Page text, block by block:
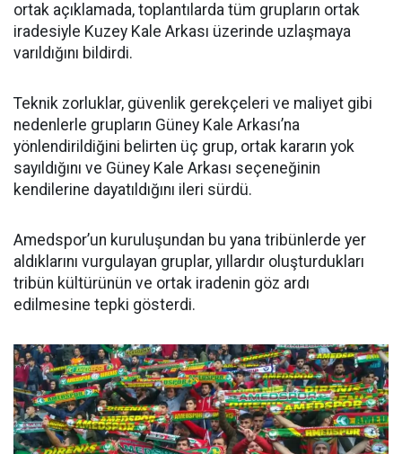
ortak açıklamada, toplantılarda tüm grupların ortak
iradesiyle Kuzey Kale Arkası üzerinde uzlaşmaya
varıldığını bildirdi.
Teknik zorluklar, güvenlik gerekçeleri ve maliyet gibi
nedenlerle grupların Güney Kale Arkası’na
yönlendirildiğini belirten üç grup, ortak kararın yok
sayıldığını ve Güney Kale Arkası seçeneğinin
kendilerine dayatıldığını ileri sürdü.
Amedspor’un kuruluşundan bu yana tribünlerde yer
aldıklarını vurgulayan gruplar, yıllardır oluşturdukları
tribün kültürünün ve ortak iradenin göz ardı
edilmesine tepki gösterdi.